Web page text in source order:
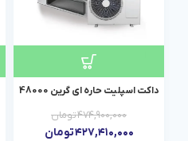
داکت اسپلیت حاره ای گرین 48000
۴۷۴,۹۰۰,۰۰۰تومان
۴۲۷,۴۱۰,۰۰۰تومان